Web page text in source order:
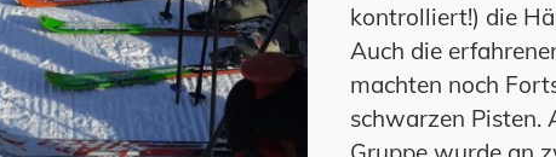
kontrolliert!) die
Auch die
machten noch
schwarzen Pisten.